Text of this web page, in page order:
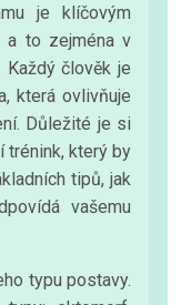
je klíčovým
a to zejména v
člověk je
která ovlivňuje
Důležité je si
trénink, který by
tipů, jak
vašemu
typu postavy.